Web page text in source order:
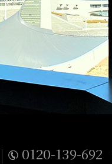
0120-139-692